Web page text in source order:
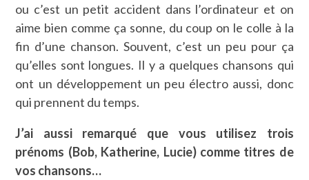
ou c’est un petit accident dans l’ordinateur et on
aime bien comme ça sonne, du coup on le colle à la
fin d’une chanson. Souvent, c’est un peu pour ça
qu’elles sont longues. Il y a quelques chansons qui
ont un développement un peu électro aussi, donc
qui prennent du temps.
J’ai aussi remarqué que vous utilisez trois
prénoms (Bob, Katherine, Lucie) comme titres de
vos chansons…